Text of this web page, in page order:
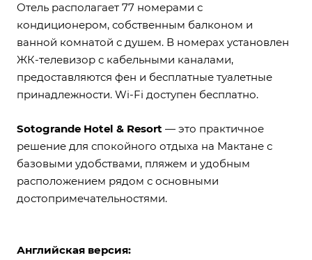
Отель располагает 77 номерами с
кондиционером, собственным балконом и
ванной комнатой с душем. В номерах установлен
ЖК-телевизор с кабельными каналами,
предоставляются фен и бесплатные туалетные
принадлежности. Wi-Fi доступен бесплатно.
Sotogrande Hotel & Resort — это практичное
решение для спокойного отдыха на Мактане с
базовыми удобствами, пляжем и удобным
расположением рядом с основными
достопримечательностями.
Английская версия: